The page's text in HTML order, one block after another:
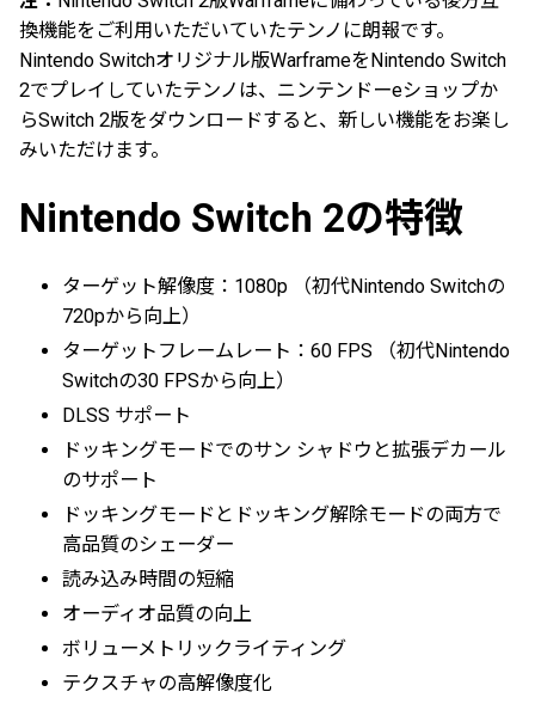
換機能をご利用いただいていたテンノに朗報です。
Nintendo Switchオリジナル版WarframeをNintendo Switch
2でプレイしていたテンノは、ニンテンドーeショップか
らSwitch 2版をダウンロードすると、新しい機能をお楽し
みいただけます。
Nintendo Switch 2の特徴
ターゲット解像度：1080p （初代Nintendo Switchの
720pから向上）
ターゲットフレームレート：60 FPS （初代Nintendo
Switchの30 FPSから向上）
DLSS サポート
ドッキングモードでのサン シャドウと拡張デカール
のサポート
ドッキングモードとドッキング解除モードの両方で
高品質のシェーダー
読み込み時間の短縮
オーディオ品質の向上
ボリューメトリックライティング
テクスチャの高解像度化